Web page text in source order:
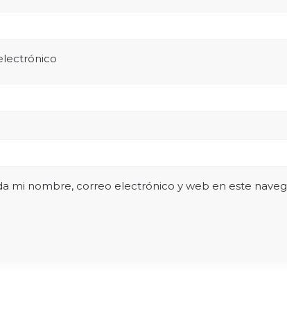
mi nombre, correo electrónico y web en este